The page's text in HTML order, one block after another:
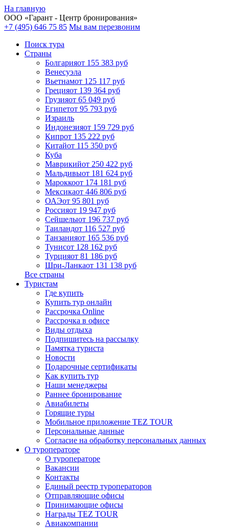
На главную
ООО «Гарант - Центр бронирования»
+7 (495) 646 75 85 Мы вам перезвоним
Поиск тура
Cтраны
Болгарияот 155 383 руб
Венесуэла
Вьетнамот 125 117 руб
Грецияот 139 364 руб
Грузияот 65 049 руб
Египетот 95 793 руб
Израиль
Индонезияот 159 729 руб
Кипрот 135 222 руб
Китайот 115 350 руб
Куба
Маврикийот 250 422 руб
Мальдивыот 181 624 руб
Мароккоот 174 181 руб
Мексикаот 446 806 руб
ОАЭот 95 801 руб
Россияот 19 947 руб
Сейшелыот 196 737 руб
Таиландот 116 527 руб
Танзанияот 165 536 руб
Тунисот 128 162 руб
Турцияот 81 186 руб
Шри-Ланкаот 131 138 руб
Все страны
Туристам
Где купить
Купить тур онлайн
Рассрочка Online
Рассрочка в офисе
Виды отдыха
Подпишитесь на рассылку
Памятка туриста
Новости
Подарочные сертификаты
Как купить тур
Наши менеджеры
Раннее бронирование
Авиабилеты
Горящие туры
Мобильное приложение TEZ TOUR
Персональные данные
Согласие на обработку персональных данных
О туроператоре
О туроператоре
Вакансии
Контакты
Единый реестр туроператоров
Отправляющие офисы
Принимающие офисы
Награды TEZ TOUR
Авиакомпании